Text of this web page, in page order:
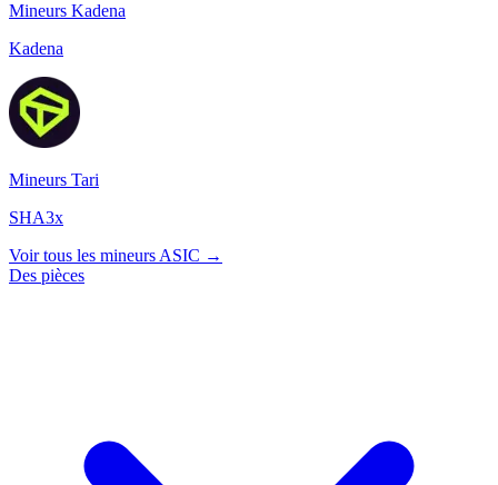
Mineurs Kadena
Kadena
Mineurs Tari
SHA3x
Voir tous les mineurs ASIC →
Des pièces